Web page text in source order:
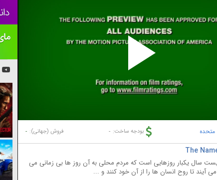
متحده بودجه ساخت: - فروش (جهانی): -
سال یکبار روزهایی است که مردم محلی به آن روز ها بی زمانی می
آیند تا روح انسان ها را از آن خود کنند و ...